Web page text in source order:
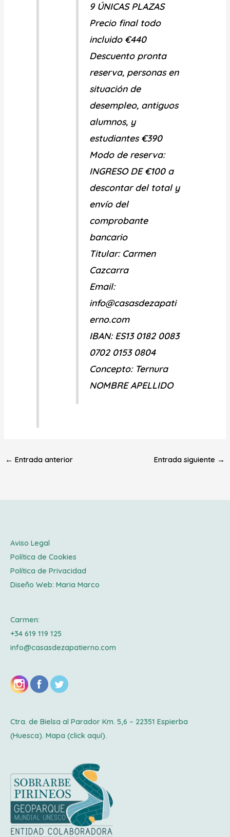
9 ÚNICAS PLAZAS
Precio final todo
incluido €440
Descuento pronta
reserva, personas en
situación de
desempleo, antiguos
alumnos, y
estudiantes €390
Modo de reserva:
INGRESO DE €100 a
descontar del total y
envío del
comprobante
bancario
Titular: Carmen
Cazcarra
Email:
info@casasdezapati
erno.com
IBAN: ES13 0182 0083
0702 0153 0804
Concepto: Ternura
NOMBRE APELLIDO
← Entrada anterior Entrada siguiente →
Aviso Legal
Política de Cookies
Política de Privacidad
Diseño Web: Maria Marco
Carmen:
+34 619 119 125
info@casasdezapatierno.com
Ctra. de Bielsa al Parador Km. 5,6 – 22351 Espierba
(Huesca). Mapa (click aquí).